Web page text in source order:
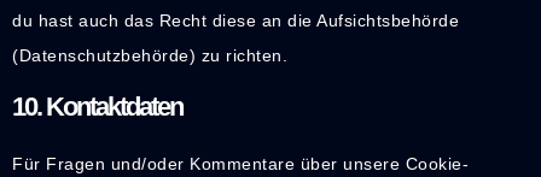
du hast auch das Recht diese an die Aufsichtsbehörde
(Datenschutzbehörde) zu richten.
10. Kontaktdaten
Für Fragen und/oder Kommentare über unsere Cookie-